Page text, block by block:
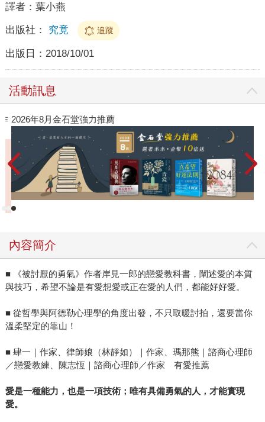
譯者： 葉小燕
出版社： 究竟 追蹤
出版日： 2018/10/01
活動訊息
內容簡介
■ 《被討厭的勇氣》作者岸見一郎的戀愛教科書，闡述愛的本質
與技巧，希望不論是有愛想愛或正在愛的人們，都能好好愛。
■ 從哲學與阿德勒心理學的角度出發，不只取暖討拍，還要當你
溫柔堅定的靠山！
■ 肆一｜作家、律師娘（林靜如）｜作家、瑪那熊｜諮商心理師
／戀愛教練、陳志恆｜諮商心理師／作家 有愛推薦
愛是一種能力，也是一項技術；唯有具備勇氣的人，才能實現
愛。